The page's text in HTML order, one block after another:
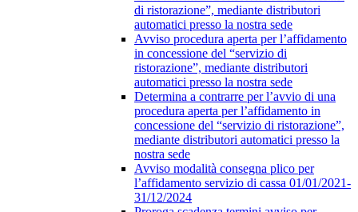
di ristorazione”, mediante distributori
automatici presso la nostra sede
Avviso procedura aperta per l’affidamento
in concessione del “servizio di
ristorazione”, mediante distributori
automatici presso la nostra sede
Determina a contrarre per l’avvio di una
procedura aperta per l’affidamento in
concessione del “servizio di ristorazione”,
mediante distributori automatici presso la
nostra sede
Avviso modalità consegna plico per
l’affidamento servizio di cassa 01/01/2021-
31/12/2024